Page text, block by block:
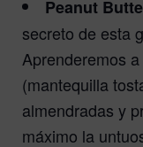
Peanut
secreto de esta
Aprenderemos
(mantequilla
almendradas y
máximo la